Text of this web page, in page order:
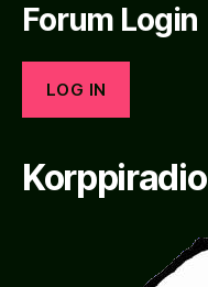
Forum Login
LOG IN
Korppiradio